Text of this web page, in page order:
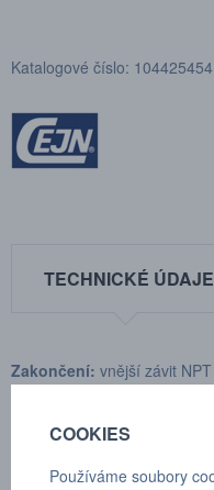
Katalogové číslo: 104425454
TECHNICKÉ ÚDAJE
Zakončení: vnější závit
COOKIES
Používáme soubory